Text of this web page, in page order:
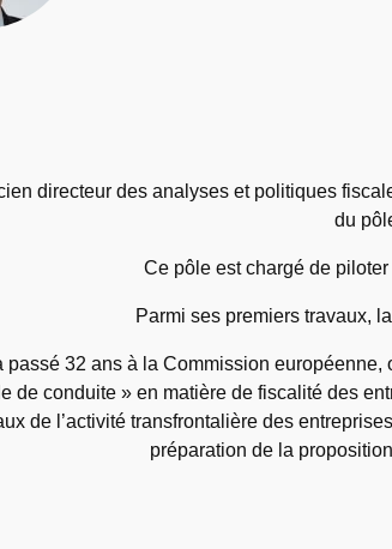
directeur des analyses et politiques
du
Ce pôle est chargé de
Parmi ses premiers travaux,
passé 32 ans à la Commission
de conduite » en matière de fiscalité des
de l’activité transfrontalière des
préparation de la